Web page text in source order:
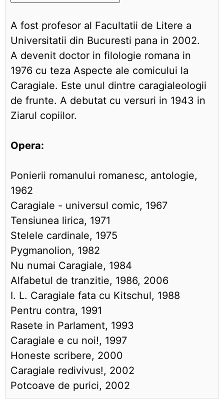
A fost profesor al Facultatii de Litere a
Universitatii din Bucuresti pana in 2002.
A devenit doctor in filologie romana in
1976 cu teza Aspecte ale comicului la
Caragiale. Este unul dintre caragialeologii
de frunte. A debutat cu versuri in 1943 in
Ziarul copiilor.
Opera:
Ponierii romanului romanesc, antologie,
1962
Caragiale - universul comic, 1967
Tensiunea lirica, 1971
Stelele cardinale, 1975
Pygmanolion, 1982
Nu numai Caragiale, 1984
Alfabetul de tranzitie, 1986, 2006
I. L. Caragiale fata cu Kitschul, 1988
Pentru contra, 1991
Rasete in Parlament, 1993
Caragiale e cu noi!, 1997
Honeste scribere, 2000
Caragiale redivivus!, 2002
Potcoave de purici, 2002